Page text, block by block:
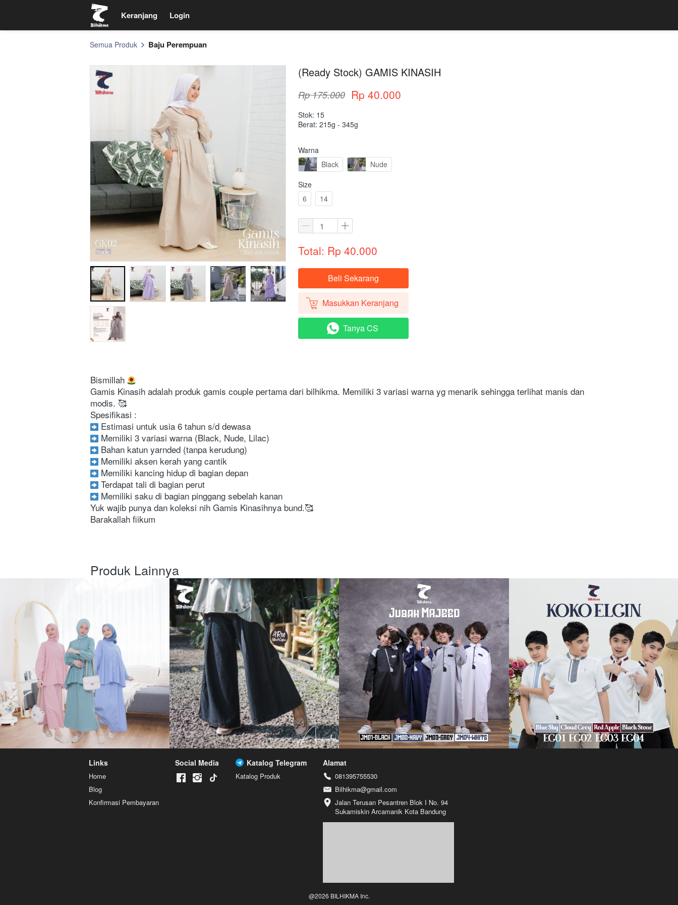
Keranjang Login
Keranjang Login
Semua Produk Baju Perempuan
(Ready Stock) GAMIS KINASIH
Rp 175.000 Rp 40.000
Stok: 15
Berat: 215g - 345g
Warna
Black
Nude
Size
6
14
Total: Rp 40.000
`Beli Sekarang
` Masukkan Keranjang
` Tanya CS
Bismillah
Gamis Kinasih adalah produk gamis couple pertama dari bilhikma. Memiliki 3 variasi warna yg menarik sehingga terlihat manis dan
modis. 🥰
Spesifikasi :
Estimasi untuk usia 6 tahun s/d dewasa
Memiliki 3 variasi warna (Black, Nude, Lilac)
Bahan katun yarnded (tanpa kerudung)
Memiliki aksen kerah yang cantik
Memiliki kancing hidup di bagian depan
Terdapat tali di bagian perut
Memiliki saku di bagian pinggang sebelah kanan
Yuk wajib punya dan koleksi nih Gamis Kinasihnya bund.🥰
Barakallah fiikum
Produk Lainnya
Links
Home
Blog
Konfirmasi Pembayaran
Social Media Katalog Telegram
Katalog Produk
Alamat
081395755530
Bilhikma@gmail.com
Jalan Terusan Pesantren Blok I No. 94
Sukamiskin Arcamanik Kota Bandung
@2026 BILHIKMA Inc.